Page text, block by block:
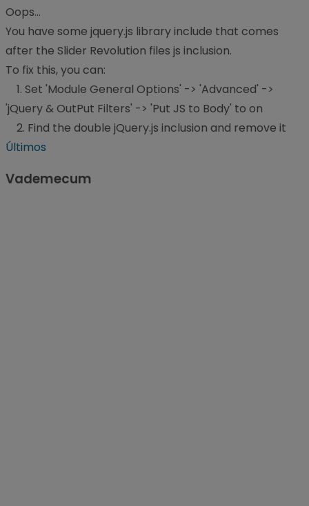
Oops...
You have some jquery.js library include that comes
after the Slider Revolution files js inclusion.
To fix this, you can:
1. Set 'Module General Options' -> 'Advanced' ->
'jQuery & OutPut Filters' -> 'Put JS to Body' to on
2. Find the double jQuery.js inclusion and remove it
Últimos
Vademecum